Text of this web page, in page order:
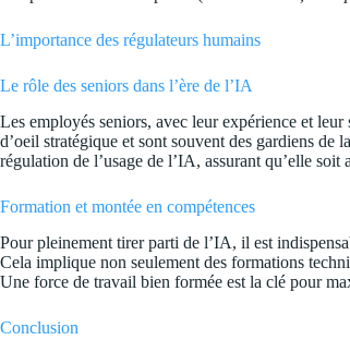
L’importance des régulateurs humains
Le rôle des seniors dans l’ère de l’IA
Les employés seniors, avec leur expérience et
d’oeil stratégique et sont souvent des gardiens
régulation de l’usage de l’IA, assurant qu’elle
Formation et montée en compétences
Pour pleinement tirer parti de l’IA, il est
Cela implique non seulement des formations
Une force de travail bien formée est la clé pour
Conclusion